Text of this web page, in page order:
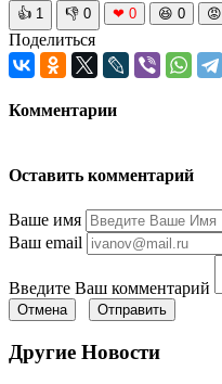
👍 1 👎 0 ❤ 0 😆 0 😡
Поделиться
Комментарии
Оставить комментарий
Ваше имя
Ваш email
Введите Ваш комментарий
Отмена Отправить
Другие Новости